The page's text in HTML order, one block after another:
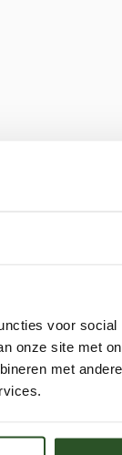
voor
onze site met
met